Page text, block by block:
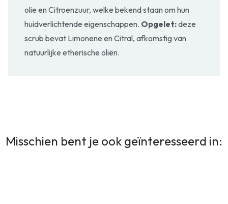
olie en Citroenzuur, welke bekend staan om hun
huidverlichtende eigenschappen. Opgelet:deze
scrub bevat Limonene en Citral, afkomstig van
natuurlijke etherische oliën.
Misschien bent je ook geïnteresseerd in: